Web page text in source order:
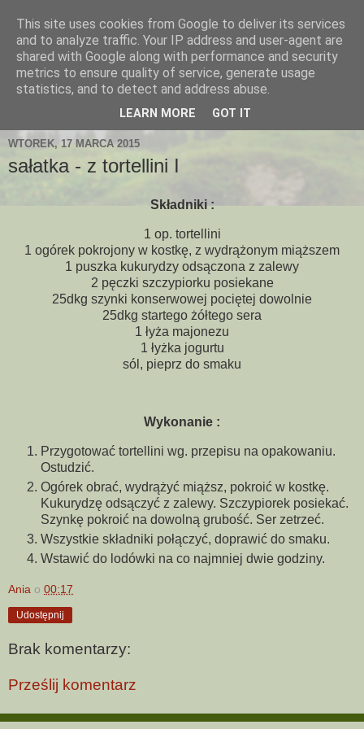
WTOREK, 17 MARCA 2015
sałatka - z tortellini I
Składniki :
1 op. tortellini
1 ogórek pokrojony w kostkę, z wydrążonym miąższem
1 puszka kukurydzy odsączona z zalewy
2 pęczki szczypiorku posiekane
25dkg szynki konserwowej pociętej dowolnie
25dkg startego żółtego sera
1 łyża majonezu
1 łyżka jogurtu
sól, pieprz do smaku
Wykonanie :
Przygotować tortellini wg. przepisu na opakowaniu.
Ostudzić.
Ogórek obrać, wydrążyć miąższ, pokroić w kostkę.
Kukurydzę odsączyć z zalewy. Szczypiorek posiekać.
Szynkę pokroić na dowolną grubość. Ser zetrzeć.
Wszystkie składniki połączyć, doprawić do smaku.
Wstawić do lodówki na co najmniej dwie godziny.
Ania o 00:17
Udostępnij
Brak komentarzy:
Prześlij komentarz
This site uses cookies from Google to deliver its services
and to analyze traffic. Your IP address and user-agent are
shared with Google along with performance and security
metrics to ensure quality of service, generate usage
statistics, and to detect and address abuse.
LEARN MORE GOT IT